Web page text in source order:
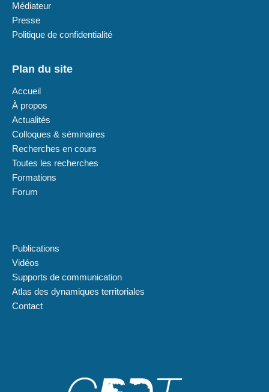
Médiateur
Presse
Politique de confidentialité
Plan du site
Accueil
À propos
Actualités
Colloques & séminaires
Recherches en cours
Toutes les recherches
Formations
Forum
Publications
Vidéos
Supports de communication
Atlas des dynamiques territoriales
Contact